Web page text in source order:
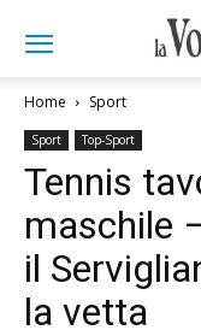
Home Sport
Sport Top-Sport
Tennis
maschile
il
la vetta